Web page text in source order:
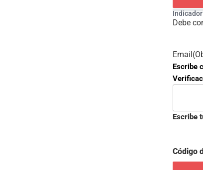
Debe
Email
Escribe
Escribe
Código